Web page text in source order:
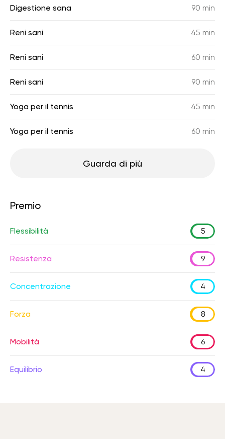
Digestione sana 90 min
Reni sani 45 min
Reni sani 60 min
Reni sani 90 min
Yoga per il tennis 45 min
Yoga per il tennis 60 min
Guarda di più
Premio
Flessibilità 5
Resistenza 9
Concentrazione 4
Forza 8
Mobilità 6
Equilibrio 4